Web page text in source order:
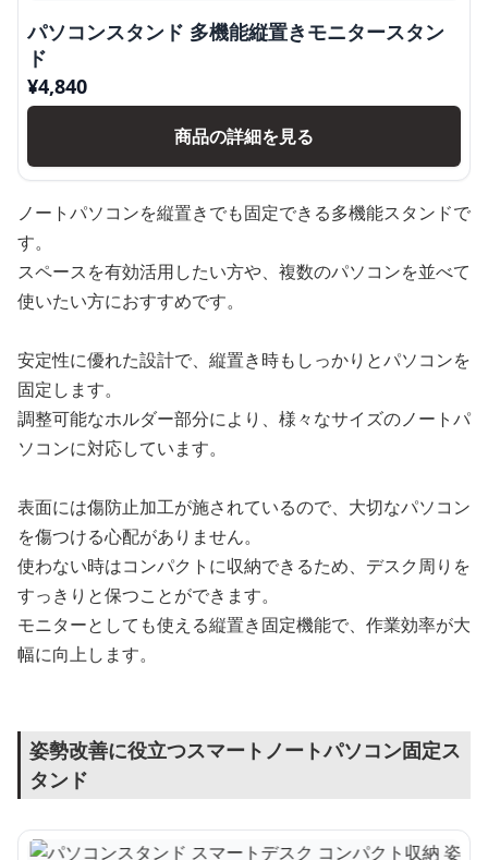
パソコンスタンド 多機能縦置きモニタースタン
ド
¥4,840
商品の詳細を見る
ノートパソコンを縦置きでも固定できる多機能スタンドで
す。
スペースを有効活用したい方や、複数のパソコンを並べて
使いたい方におすすめです。
安定性に優れた設計で、縦置き時もしっかりとパソコンを
固定します。
調整可能なホルダー部分により、様々なサイズのノートパ
ソコンに対応しています。
表面には傷防止加工が施されているので、大切なパソコン
を傷つける心配がありません。
使わない時はコンパクトに収納できるため、デスク周りを
すっきりと保つことができます。
モニターとしても使える縦置き固定機能で、作業効率が大
幅に向上します。
姿勢改善に役立つスマートノートパソコン固定ス
タンド